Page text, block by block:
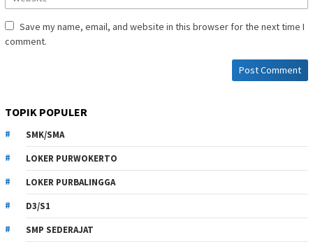
Save my name, email, and website in this browser for the next time I
comment.
TOPIK POPULER
SMK/SMA
LOKER PURWOKERTO
LOKER PURBALINGGA
D3/S1
SMP SEDERAJAT